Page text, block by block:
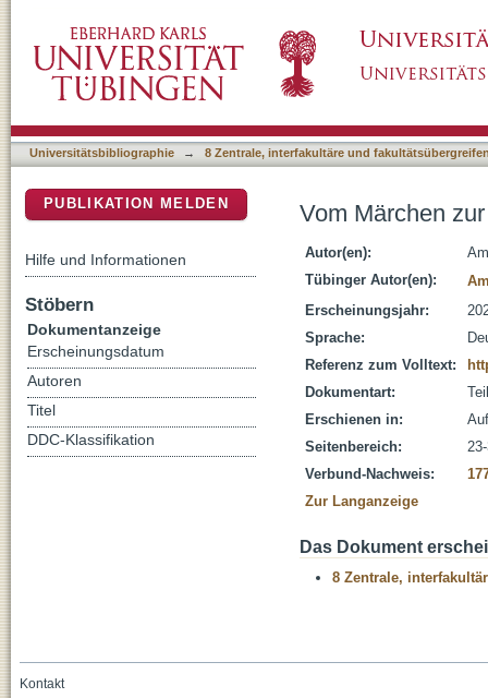
Universitätsbibliographie → 8 Zentrale, interfakultäre und
Vom Märchen
Autor(en):
Tübinger Autor(en):
Erscheinungsjahr:
Sprache:
Referenz zum Volltext:
Dokumentart:
Erschienen in:
Seitenbereich:
Verbund-Nachweis:
Zur Langanzeige
Das Dokument
8 Zentrale,
PUBLIKATION MELDEN
Hilfe und Informationen
Stöbern
Dokumentanzeige
Erscheinungsdatum
Autoren
Titel
DDC-Klassifikation
Kontakt